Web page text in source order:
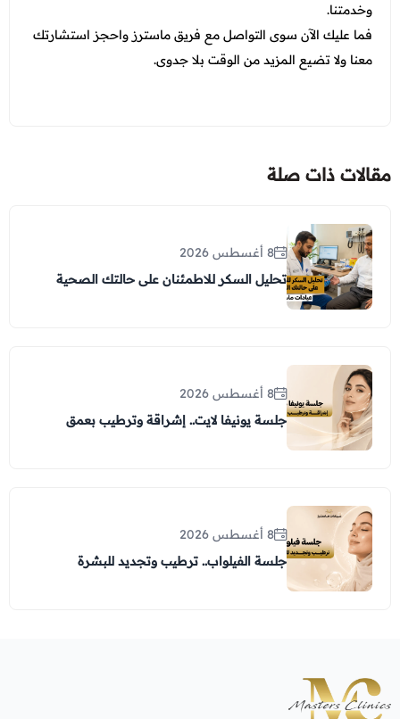
وخدمتنا.
فما عليك الآن سوى التواصل مع فريق ماسترز واحجز استشارتك
معنا ولا تضيع المزيد من الوقت بلا جدوى.
مقالات ذات صلة
8 أغسطس 2026
تحليل السكر للاطمئنان على حالتك الصحية
8 أغسطس 2026
جلسة يونيفا لايت.. إشراقة وترطيب بعمق
8 أغسطس 2026
جلسة الفيلواب.. ترطيب وتجديد للبشرة